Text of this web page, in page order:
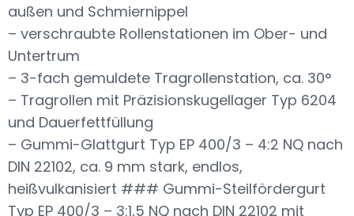
außen und Schmiernippel
– verschraubte Rollenstationen im Ober- und
Untertrum
– 3-fach gemuldete Tragrollenstation, ca. 30°
– Tragrollen mit Präzisionskugellager Typ 6204
und Dauerfettfüllung
– Gummi-Glattgurt Typ EP 400/3 – 4:2 NQ nach
DIN 22102, ca. 9 mm stark, endlos,
heißvulkanisiert ### Gummi-Steilfördergurt
Typ EP 400/3 – 3:1,5 NQ nach DIN 22102 mit